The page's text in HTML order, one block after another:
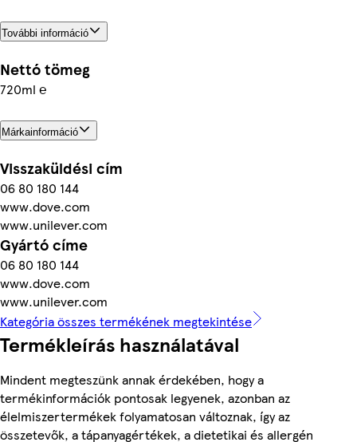
További információ
Nettó tömeg
720ml ℮
Márkainformáció
Visszaküldési cím
06 80 180 144
www.dove.com
www.unilever.com
Gyártó címe
06 80 180 144
www.dove.com
www.unilever.com
Kategória összes termékének megtekintése
Termékleírás használatával
Mindent megteszünk annak érdekében, hogy a
termékinformációk pontosak legyenek, azonban az
élelmiszertermékek folyamatosan változnak, így az
összetevők, a tápanyagértékek, a dietetikai és allergén